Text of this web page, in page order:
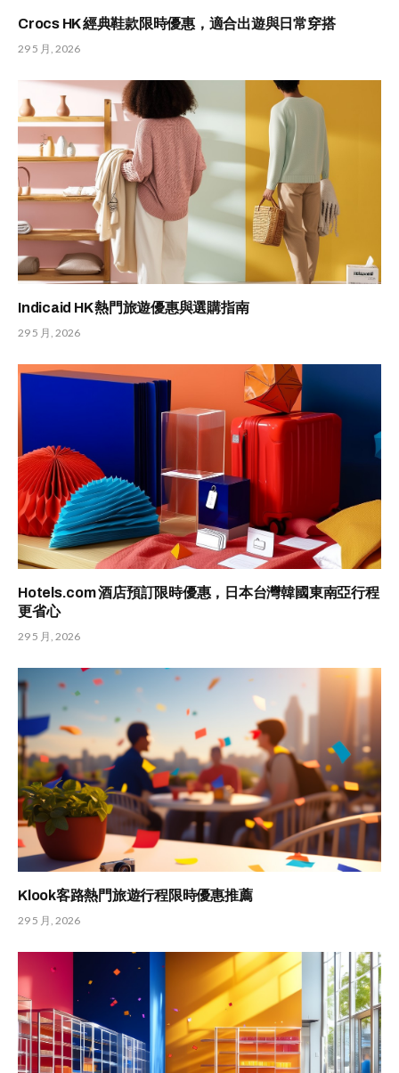
Crocs HK 經典鞋款限時優惠，適合出遊與日常穿搭
29 5 月, 2026
Indicaid HK 熱門旅遊優惠與選購指南
29 5 月, 2026
Hotels.com 酒店預訂限時優惠，日本台灣韓國東南亞行程
更省心
29 5 月, 2026
Klook客路熱門旅遊行程限時優惠推薦
29 5 月, 2026